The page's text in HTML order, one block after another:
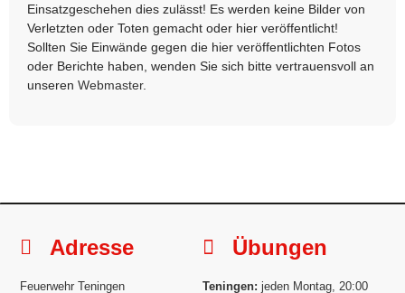
Einsatzgeschehen dies zulässt! Es werden keine Bilder von
Verletzten oder Toten gemacht oder hier veröffentlicht!
Sollten Sie Einwände gegen die hier veröffentlichten Fotos
oder Berichte haben, wenden Sie sich bitte vertrauensvoll an
unseren Webmaster.
Adresse
Feuerwehr Teningen
Übungen
Teningen: jeden Montag, 20:00